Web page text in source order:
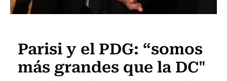
Parisi y el PDG: “somos
más grandes que la DC"